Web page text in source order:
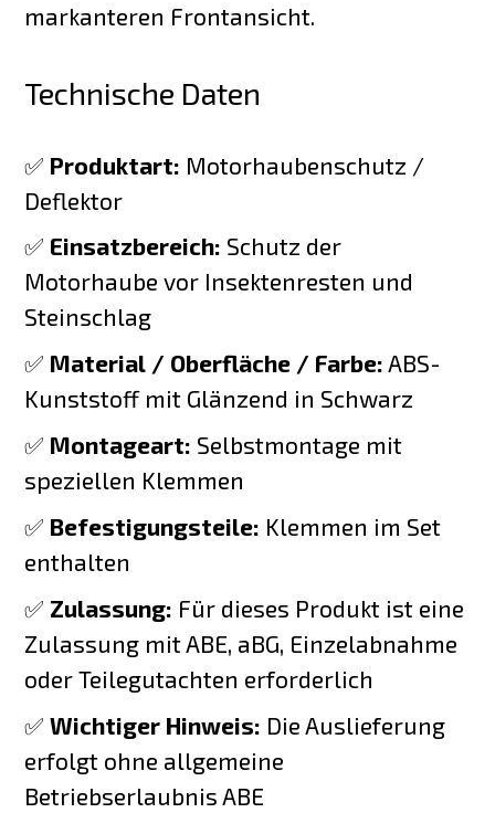
markanteren Frontansicht.
Technische Daten
✅ Produktart: Motorhaubenschutz /
Deflektor
✅ Einsatzbereich: Schutz der
Motorhaube vor Insektenresten und
Steinschlag
✅ Material / Oberfläche / Farbe: ABS-
Kunststoff mit Glänzend in Schwarz
✅ Montageart: Selbstmontage mit
speziellen Klemmen
✅ Befestigungsteile: Klemmen im Set
enthalten
✅ Zulassung: Für dieses Produkt ist eine
Zulassung mit ABE, aBG, Einzelabnahme
oder Teilegutachten erforderlich
✅Wichtiger Hinweis: Die Auslieferung
erfolgt ohne allgemeine
Betriebserlaubnis ABE